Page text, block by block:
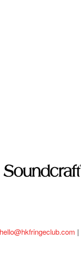
hello@hkfringeclub.com |